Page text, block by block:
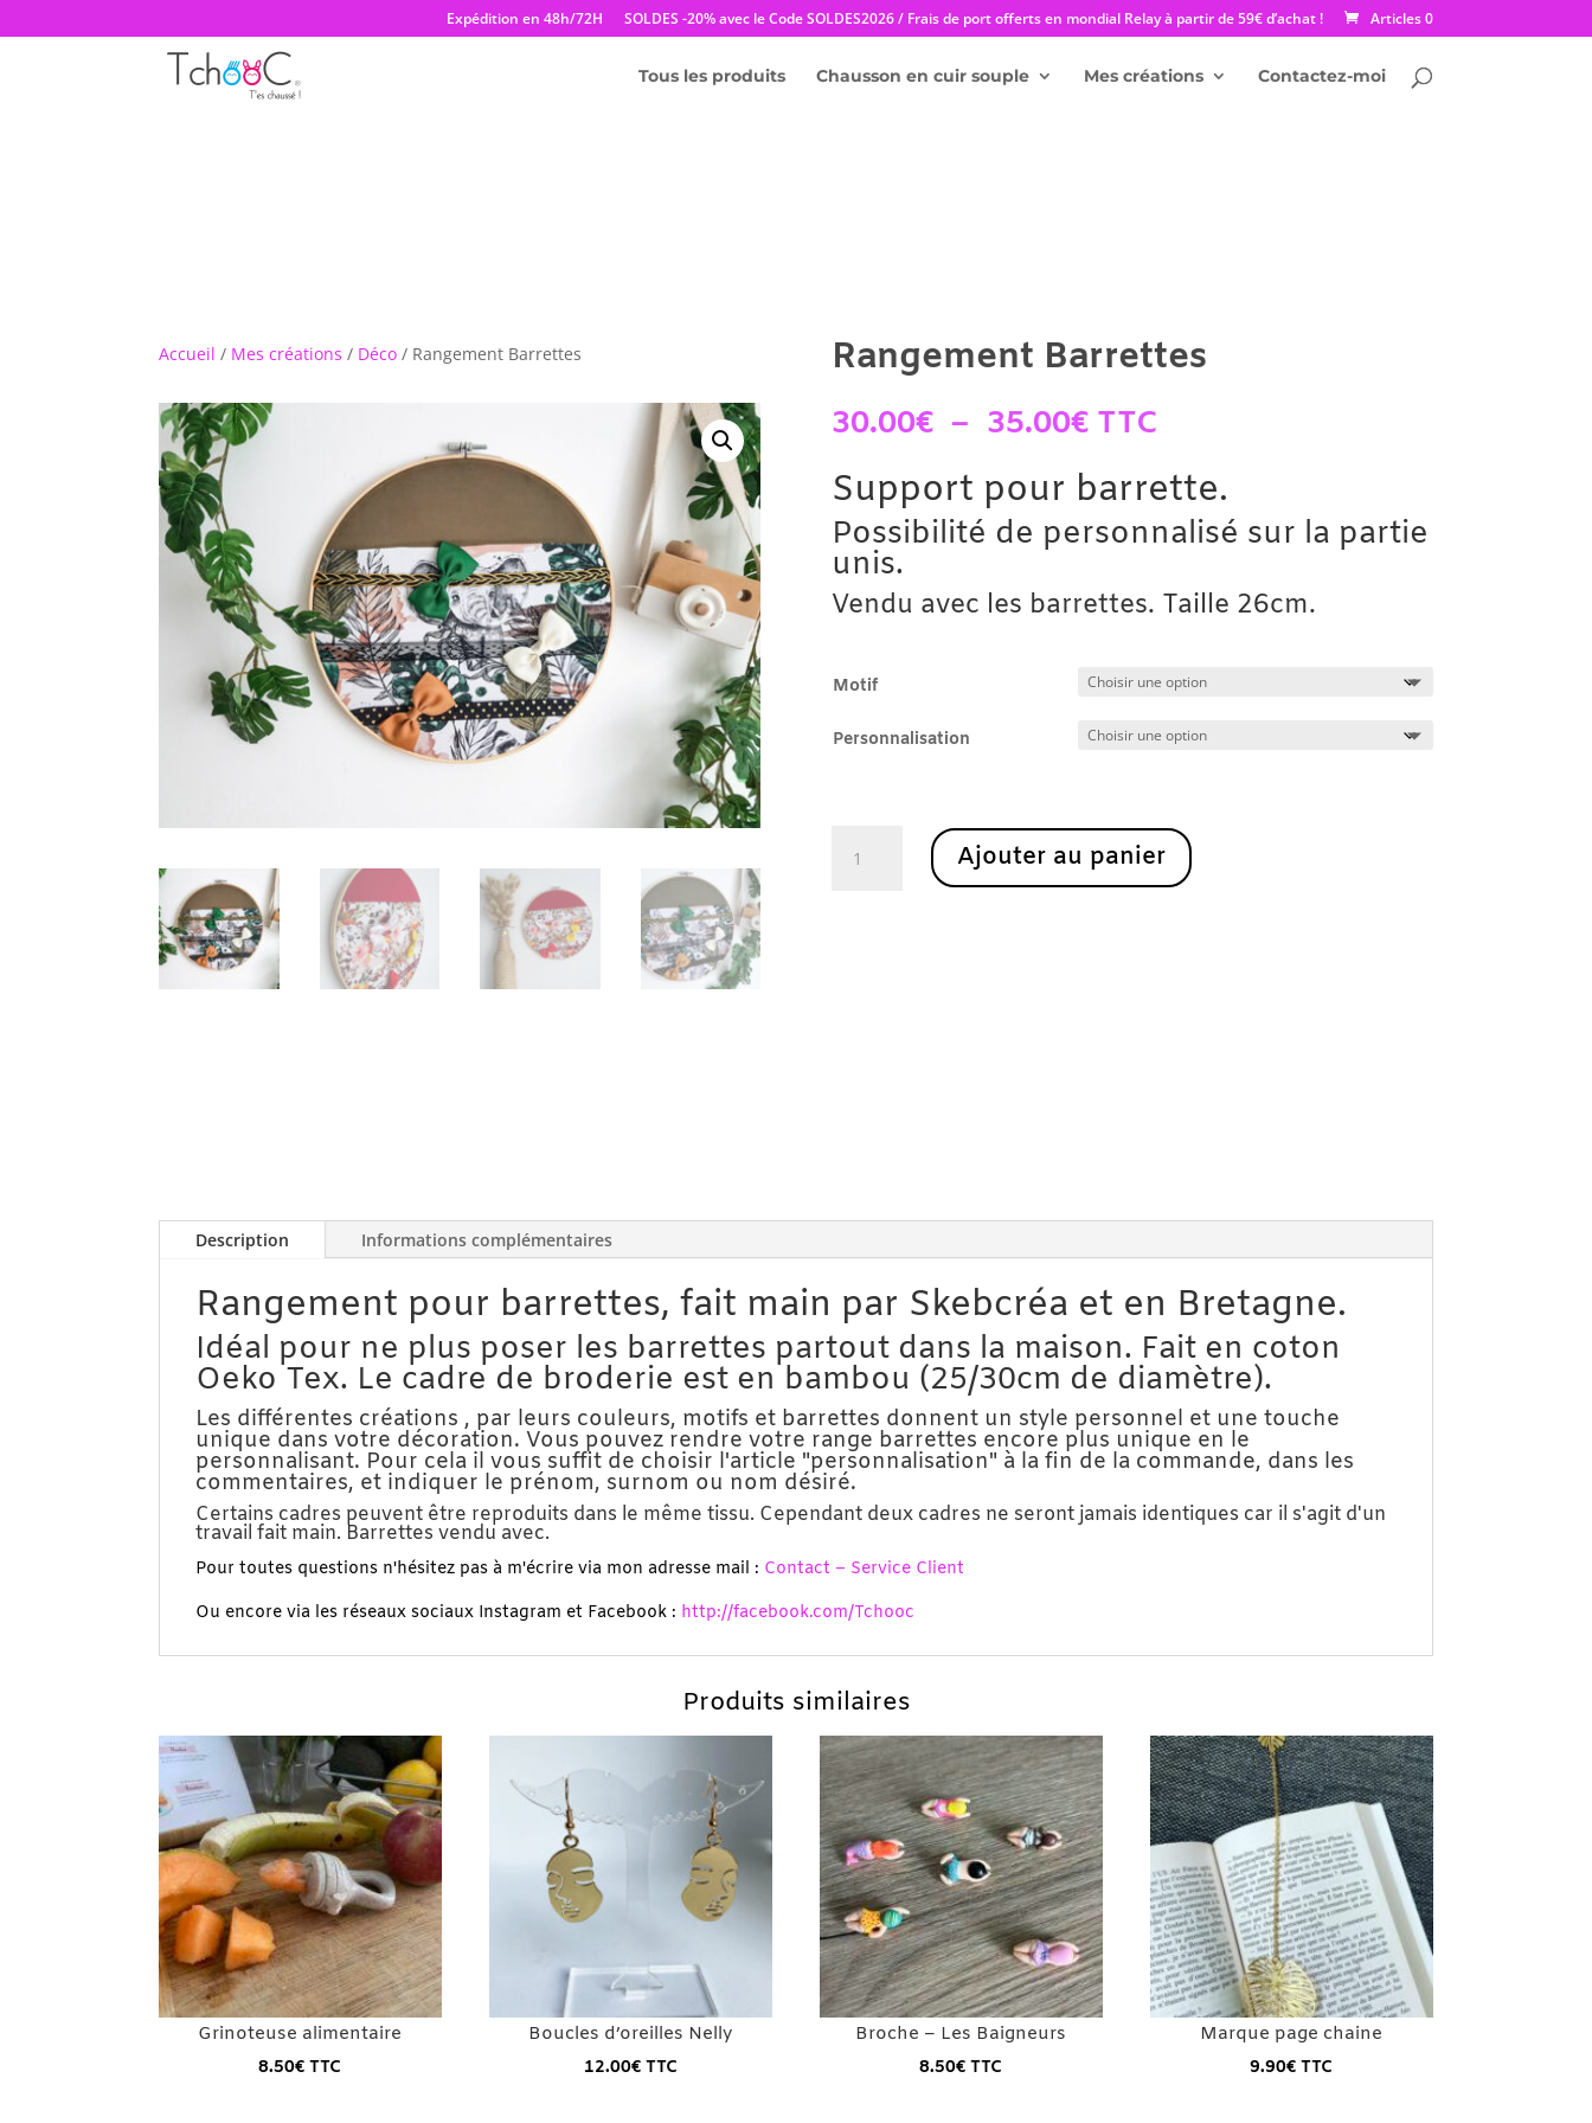
Expédition en 48h/72H SOLDES -20% avec le Code SOLDES2026 / Frais de port offerts en mondial Relay à partir de 59€ d’achat ! Articles 0
Tous les produits Chausson en cuir souple Mes créations Contactez-moi
Accueil / Mes créations / Déco / Rangement Barrettes Rangement Barrettes
30.00€ – 35.00€Plage
prix :
30.00€
à
TTC
Support pour barrette.
Possibilité de personnalisé sur la partie
unis.
Vendu avec les barrettes. Taille 26cm.
Motif
Personnalisation
Ajouter au panier
Description Informations complémentaires
Rangement pour barrettes, fait main par Skebcréa et en Bretagne.
Idéal pour ne plus poser les barrettes partout dans la maison. Fait en coton
Oeko Tex. Le cadre de broderie est en bambou (25/30cm de diamètre).
Les différentes créations , par leurs couleurs, motifs et barrettes donnent un style personnel et une touche
unique dans votre décoration. Vous pouvez rendre votre range barrettes encore plus unique en le
personnalisant. Pour cela il vous suffit de choisir l'article "personnalisation" à la fin de la commande, dans les
commentaires, et indiquer le prénom, surnom ou nom désiré.
Certains cadres peuvent être reproduits dans le même tissu. Cependant deux cadres ne seront jamais identiques car il s'agit d'un
travail fait main. Barrettes vendu avec.
Pour toutes questions n'hésitez pas à m'écrire via mon adresse mail : Contact – Service Client
Ou encore via les réseaux sociaux Instagram et Facebook : http://facebook.com/Tchooc
Produits similaires
Grinoteuse alimentaire
8.50€ TTC
Boucles d’oreilles Nelly
12.00€ TTC
Broche – Les Baigneurs
8.50€ TTC
Marque page chaine
9.90€ TTC